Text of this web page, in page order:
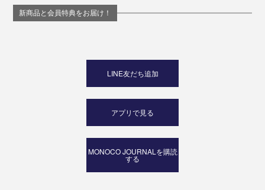
新商品と会員特典をお届け！
LINE友だち追加
アプリで見る
MONOCO JOURNALを購読
する